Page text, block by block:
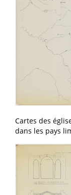
Cartes des
dans les pays